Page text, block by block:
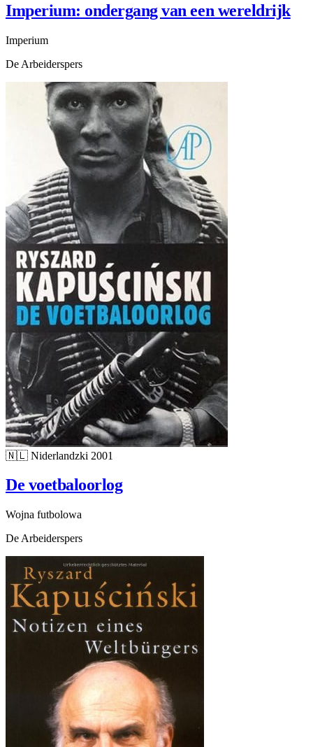
Imperium: ondergang van een wereldrijk
Imperium
De Arbeiderspers
🇳🇱 Niderlandzki 2001
De voetbaloorlog
Wojna futbolowa
De Arbeiderspers